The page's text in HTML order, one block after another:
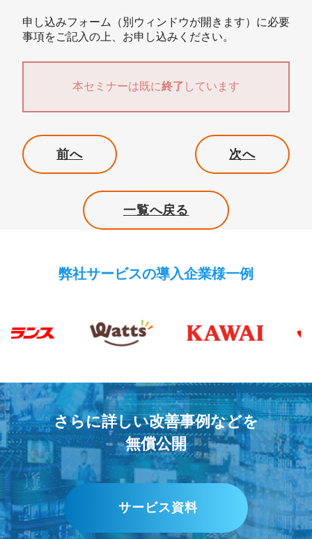
申し込みフォーム（別ウィンドウが開きます）に必要
事項をご記入の上、お申し込みください。
本セミナーは既に終了 しています
前へ
一覧へ戻る
次へ
弊社サービスの導入企業様一例
さらに詳しい改善事例などを
無償公開
サービス資料